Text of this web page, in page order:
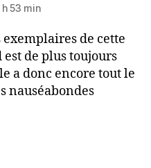
53 min
de cette
de plus toujours
a donc encore tout le
nauséabondes